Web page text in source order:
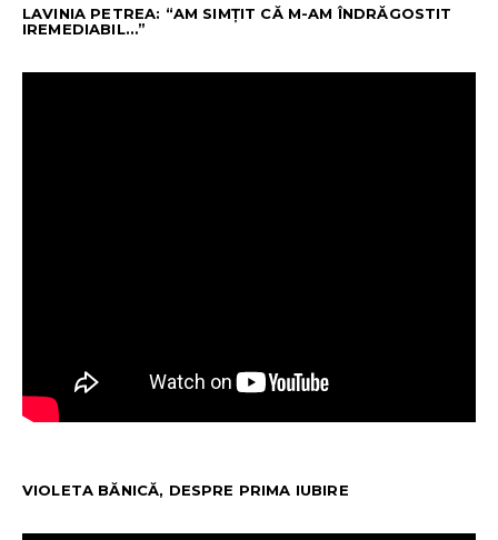
LAVINIA PETREA: “AM SIMȚIT CĂ M-AM ÎNDRĂGOSTIT
IREMEDIABIL…”
VIOLETA BĂNICĂ, DESPRE PRIMA IUBIRE